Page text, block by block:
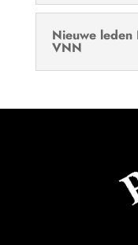
Nieuwe leden
VNN